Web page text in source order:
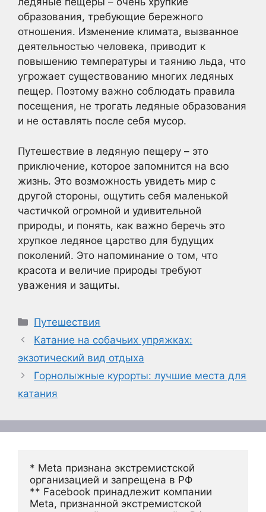
образования, требующие бережного
отношения. Изменение климата, вызванное
деятельностью человека, приводит к
повышению температуры и таянию льда, что
угрожает существованию многих ледяных
пещер. Поэтому важно соблюдать правила
посещения, не трогать ледяные образования
и не оставлять после себя мусор.
Путешествие в ледяную пещеру – это
приключение, которое запомнится на всю
жизнь. Это возможность увидеть мир с
другой стороны, ощутить себя маленькой
частичкой огромной и удивительной
природы, и понять, как важно беречь это
хрупкое ледяное царство для будущих
поколений. Это напоминание о том, что
красота и величие природы требуют
уважения и защиты.
Рубрики
Путешествия
Катание на собачьих упряжках:
экзотический вид отдыха
Горнолыжные курорты: лучшие места для
катания
* Meta признана экстремистской
организацией и запрещена в РФ
** Facebook принадлежит компании
Meta, признанной экстремистской